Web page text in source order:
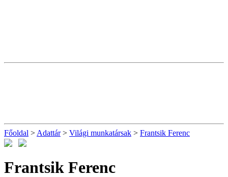
Főoldal > Adattár> Világi munkatársak > Frantsik Ferenc
Frantsik Ferenc